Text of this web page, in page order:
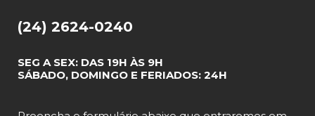
(24) 2624-0240
SEG A SEX: DAS 19H ÀS 9H
SÁBADO, DOMINGO E FERIADOS: 24H